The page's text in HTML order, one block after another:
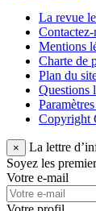
La revue
Contactez-
Mentions
Charte de
Plan du
Questions
Copyright
×
La lettre
Soyez les
Votre e-mail